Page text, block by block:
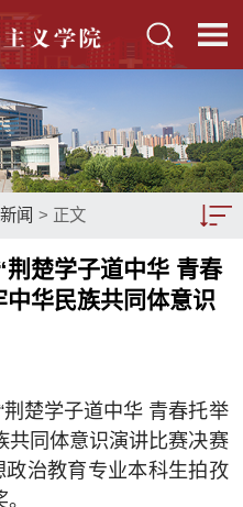
闻 > 正文
设
度
闻
采
楚学子道中华 青春
华民族共同体意识
楚学子道中华 青春托举
共同体意识演讲比赛决赛
治教育专业本科生拍孜